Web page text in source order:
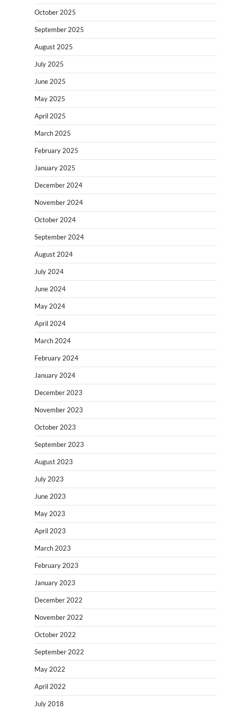
October 2025
September 2025
August 2025
July 2025
June 2025
May 2025
April 2025
March 2025
February 2025
January 2025
December 2024
November 2024
October 2024
September 2024
August 2024
July 2024
June 2024
May 2024
April 2024
March 2024
February 2024
January 2024
December 2023
November 2023
October 2023
September 2023
August 2023
July 2023
June 2023
May 2023
April 2023
March 2023
February 2023
January 2023
December 2022
November 2022
October 2022
September 2022
May 2022
April 2022
July 2018